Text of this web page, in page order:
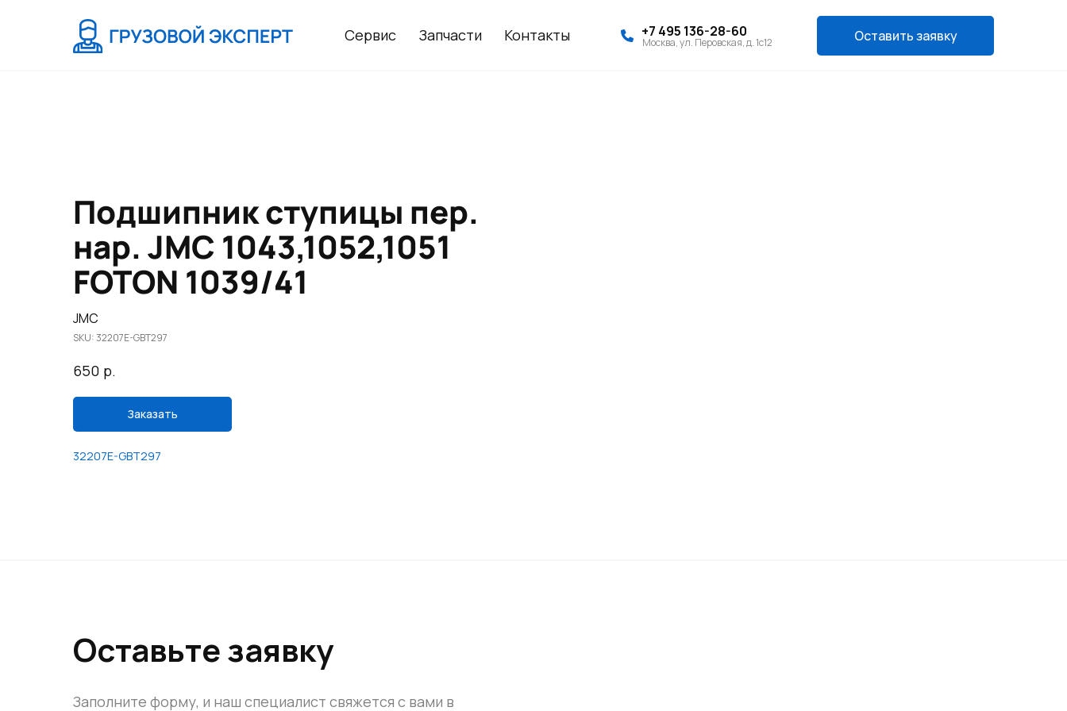
Сервис Запчасти Контакты Оставить заявку
+7 495 136-28-60
Москва, ул. Перовская, д. 1с12
Подшипник ступицы пер.
нар. JMC 1043,1052,1051
FOTON 1039/41
JMC
SKU:32207E-GBT297
650 р.
Заказать
32207E-GBT297
Оставьте заявку
Заполните форму, и наш специалист свяжется с вами в